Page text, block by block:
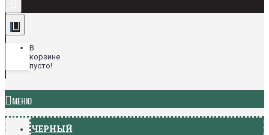
В
корзине
пусто!
МЕНЮ
ЧЕРНЫЙ